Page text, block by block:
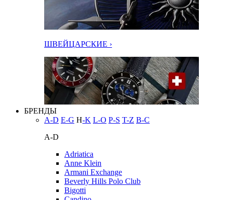
ШВЕЙЦАРСКИЕ ›
БРЕНДЫ
A-D E-G H-K L-O P-S T-Z В-С
A-D
Adriatica
Anne Klein
Armani Exchange
Beverly Hills Polo Club
Bigotti